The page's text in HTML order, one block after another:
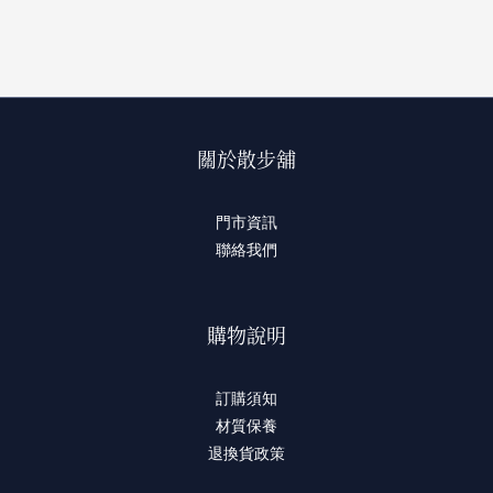
關於散步舖
門市資訊
聯絡我們
購物說明
訂購須知
材質保養
退換貨政策